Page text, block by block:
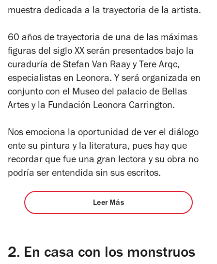
muestra dedicada a la trayectoria de la artista.
60 años de trayectoria de una de las máximas
figuras del siglo XX serán presentados bajo la
curaduría de Stefan Van Raay y Tere Arqc,
especialistas en Leonora. Y será organizada en
conjunto con el Museo del palacio de Bellas
Artes y la Fundación Leonora Carrington.
Nos emociona la oportunidad de ver el diálogo
ente su pintura y la literatura, pues hay que
recordar que fue una gran lectora y su obra no
podría ser entendida sin sus escritos.
Leer Más
2. En casa con los monstruos